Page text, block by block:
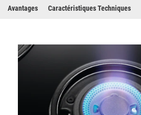
Avantages Caractéristiques Techniques